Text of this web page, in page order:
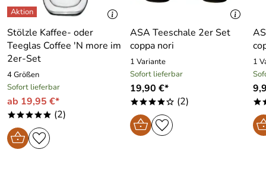
Stölzle Kaffee- oder
Teeglas Coffee ′N more im
2er-Set
4 Größen
Sofort lieferbar
ab 19,95 €*
***** (2)
ASA Teeschale 2er Set
coppa nori
1 Variante
Sofort lieferbar
19,90 €*
****o (2)
1